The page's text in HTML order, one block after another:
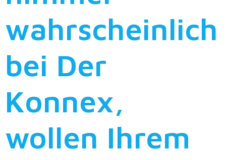
wahrscheinlich
bei Der
Konnex,
wollen Ihrem